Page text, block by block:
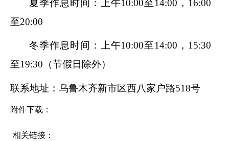
夏季作息时间： 上午10:00至14:00，16:00
至20:00
冬季作息时间： 上午10:00至14:00，15:30
至19:30（节假日除外）
联系地址：乌鲁木齐新市区西八家户路518号
附件下载：
相关链接：